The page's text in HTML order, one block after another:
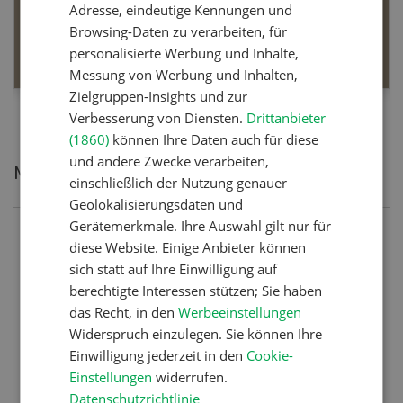
MEHR ERFAHREN
Meistgelesene Artikel
Nutztiere
Schweizer Kuhnamen: Liste
von A-Z
Pflanzenbau
Erst das Ziel, dann die
Adresse, eindeutige Kennungen und
Browsing-Daten zu verarbeiten, für
personalisierte Werbung und Inhalte,
Messung von Werbung und Inhalten,
Zielgruppen-Insights und zur
Verbesserung von Diensten. Drittanbieter
(1860) können Ihre Daten auch für diese
und andere Zwecke verarbeiten,
einschließlich der Nutzung genauer
Geolokalisierungsdaten und
Gerätemerkmale. Ihre Auswahl gilt nur für
diese Website. Einige Anbieter können
sich statt auf Ihre Einwilligung auf
berechtigte Interessen stützen; Sie haben
das Recht, in denWerbeeinstellungen
Widerspruch einzulegen. Sie können Ihre
Einwilligung jederzeit in den Cookie-
Einstellungen widerrufen.
Datenschutzrichtlinie